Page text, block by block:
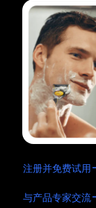
注册并免费试用
与产品专家交流